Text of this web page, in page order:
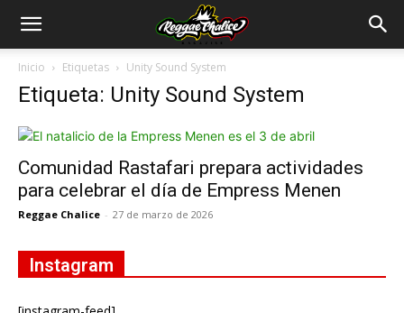
Inicio Etiquetas Unity Sound System
Etiqueta: Unity Sound System
Comunidad Rastafari prepara actividades
para celebrar el día de Empress Menen
Reggae Chalice - 27 de marzo de 2026
Instagram